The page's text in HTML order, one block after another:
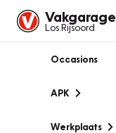
Vakgarage
Los Rijsoord
Occasions
APK
Werkplaats